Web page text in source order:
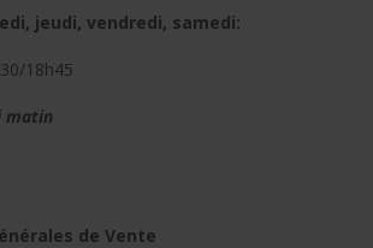
jeudi, vendredi, samedi:
18h45
matin
de Vente